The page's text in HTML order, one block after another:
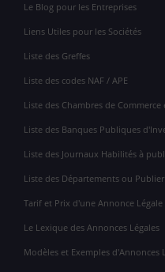
Le Blog pour les Entreprises
Liens Utiles pour les Sociétés
Liste des Greffes
Liste des codes NAF / APE
Liste des Chambres de Commerce
Liste des Banques Publiques
Liste des Journaux Habilités à
Liste des Départements ou
Tarif et Prix d'une Annonce Légale
Le Lexique des Annonces Légales
Modèles et Exemples d'Annonces